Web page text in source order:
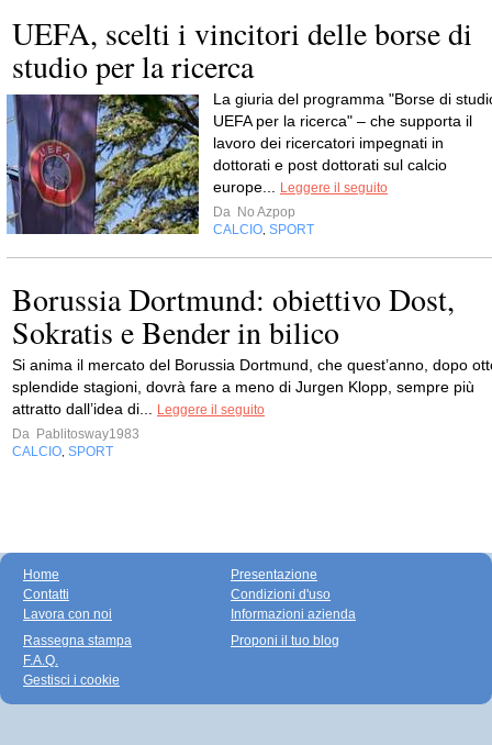
UEFA, scelti i vincitori delle borse di
studio per la ricerca
La giuria del programma "Borse di
UEFA per la ricerca" – che supporta il
lavoro dei ricercatori impegnati in
dottorati e post dottorati sul calcio
europe...
Leggere il seguito
Da No Azpop
CALCIO SPORT
Borussia Dortmund: obiettivo Dost,
Sokratis e Bender in bilico
Si anima il mercato del Borussia Dortmund, che quest’anno, dopo
splendide stagioni, dovrà fare a meno di Jurgen Klopp, sempre più
attratto dall’idea di...
Leggere il seguito
Da Pablitosway1983
CALCIO SPORT
Home
Contatti
Lavora con noi
Presentazione
Condizioni d'uso
Informazioni azienda
Rassegna stampa
F.A.Q.
Gestisci i cookie
Proponi il tuo blog